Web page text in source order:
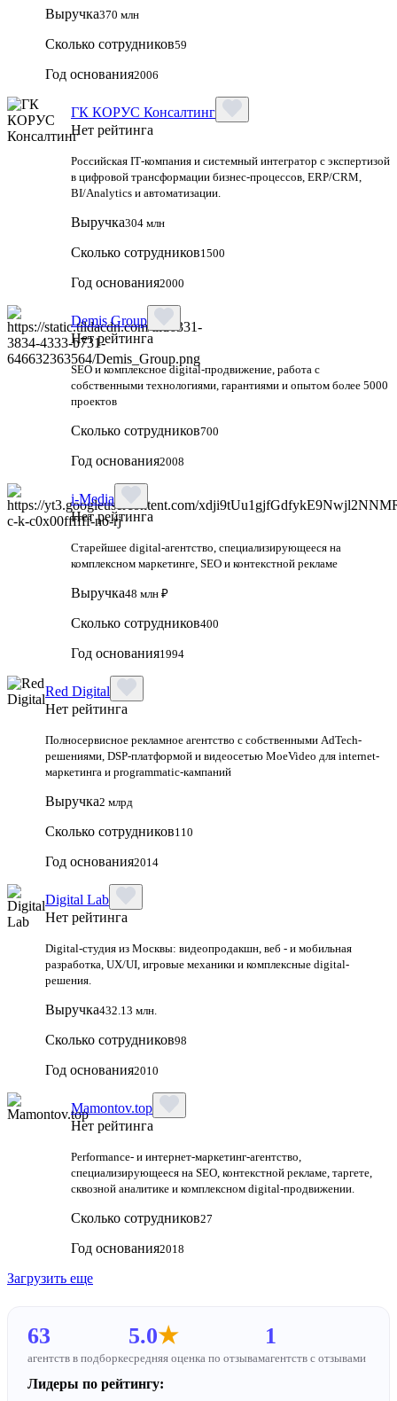
Выручка370 млн
Сколько сотрудников59
Год основания2006
ГК КОРУС Консалтинг
Нет рейтинга
Российская IT‑компания и системный интегратор с экспертизой
в цифровой трансформации бизнес‑процессов, ERP/CRM,
BI/Analytics и автоматизации.
Выручка304 млн
Сколько сотрудников1500
Год основания2000
Demis Group
Нет рейтинга
SEO и комплексное digital-продвижение, работа с
собственными технологиями, гарантиями и опытом более 5000
проектов
Сколько сотрудников700
Год основания2008
i-Media
Нет рейтинга
Старейшее digital-агентство, специализирующееся на
комплексном маркетинге, SEO и контекстной рекламе
Выручка48 млн ₽
Сколько сотрудников400
Год основания1994
Red Digital
Нет рейтинга
Полносервисное рекламное агентство с собственными AdTech-
решениями, DSP-платформой и видеосетью MoeVideo для internet-
маркетинга и programmatic-кампаний
Выручка2 млрд
Сколько сотрудников110
Год основания2014
Digital Lab
Нет рейтинга
Digital-студия из Москвы: видеопродакшн, веб - и мобильная
разработка, UX/UI, игровые механики и комплексные digital-
решения.
Выручка432.13 млн.
Сколько сотрудников98
Год основания2010
Mamontov.top
Нет рейтинга
Performance‑ и интернет‑маркетинг‑агентство,
специализирующееся на SEO, контекстной рекламе, таргете,
сквозной аналитике и комплексном digital‑продвижении.
Сколько сотрудников27
Год основания2018
Загрузить еще
63
агентств в подборке
5.0★
средняя оценка по отзывам
1
агентств с отзывами
Лидеры по рейтингу: